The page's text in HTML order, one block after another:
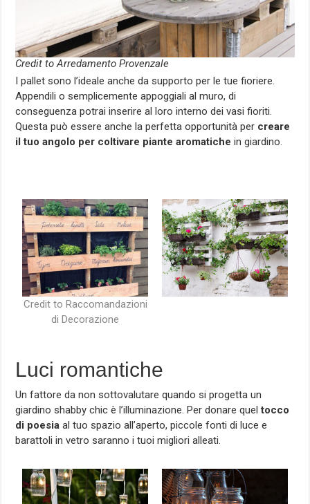
Credit to Arredamento Provenzale
I pallet sono l’ideale anche da supporto per le tue fioriere.
Appendili o semplicemente appoggiali al muro, di
conseguenza potrai inserire al loro interno dei vasi fioriti.
Questa può essere anche la perfetta opportunità per creare
il tuo angolo per coltivare piante aromatiche in giardino.
Credit to Raccomandazioni
di Decorazione
Luci romantiche
Un fattore da non sottovalutare quando si progetta un
giardino shabby chic è l’illuminazione. Per donare queltocco
di poesia al tuo spazio all’aperto, piccole fonti di luce e
barattoli in vetro saranno i tuoi migliori alleati.